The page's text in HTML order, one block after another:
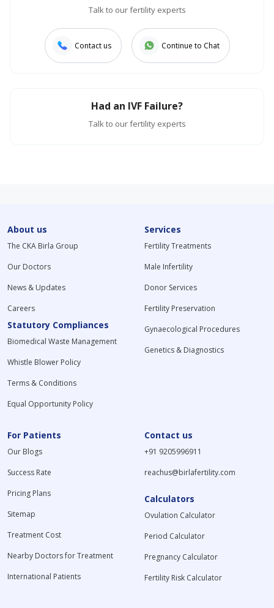
Talk to our fertility experts
Contact us Continue to Chat
Had an IVF Failure?
Talk to our fertility experts
About us
The CKA Birla Group
Our Doctors
News & Updates
Careers
Statutory Compliances
Biomedical Waste Management
Whistle Blower Policy
Terms & Conditions
Equal Opportunity Policy
Services
Fertility Treatments
Male Infertility
Donor Services
Fertility Preservation
Gynaecological Procedures
Genetics & Diagnostics
For Patients
Our Blogs
Success Rate
Pricing Plans
Sitemap
Treatment Cost
Nearby Doctors for Treatment
International Patients
Contact us
+91 9205996911
reachus@birlafertility.com
Calculators
Ovulation Calculator
Period Calculator
Pregnancy Calculator
Fertility Risk Calculator